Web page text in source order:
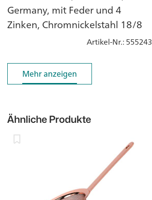
Germany, mit Feder und 4
Zinken, Chromnickelstahl 18/8
Artikel-Nr.: 555243
Mehr anzeigen
Mehr anzeigen
Ähnliche Produkte